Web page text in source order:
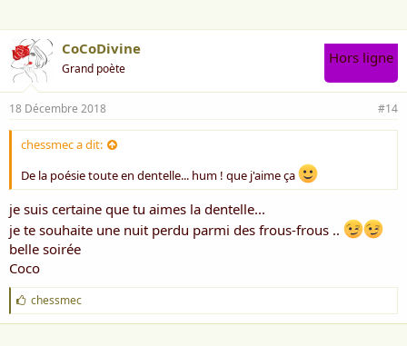
CoCoDivine
Grand poète
Hors ligne
18 Décembre 2018 #14
chessmec a dit:
De la poésie toute en dentelle... hum ! que j'aime ça
je suis certaine que tu aimes la dentelle...
je te souhaite une nuit perdu parmi des frous-frous ..
belle soirée
Coco
J
'
a
chessmec